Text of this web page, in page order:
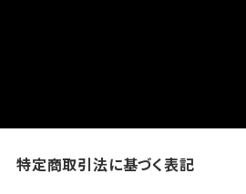
特定商取引法に基づく表記